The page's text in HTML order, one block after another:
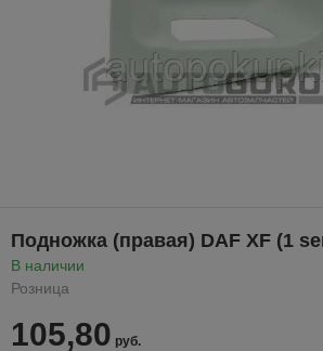
Подножка (правая) DAF XF (1
В наличии
Розница
105,80 руб.